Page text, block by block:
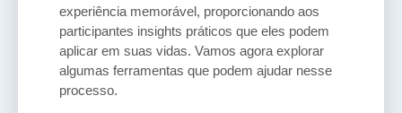
experiência memorável, proporcionando aos
participantes insights práticos que eles podem
aplicar em suas vidas. Vamos agora explorar
algumas ferramentas que podem ajudar nesse
processo.